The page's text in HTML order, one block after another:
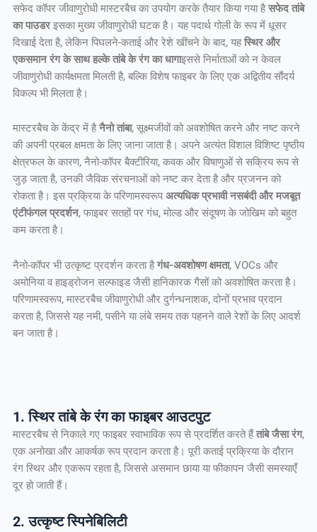
सफेद कॉपर जीवाणुरोधी मास्टरबैच का उपयोग करके तैयार किया गया हैसफेद तांबे
का पाउडरइसका मुख्य जीवाणुरोधी घटक है। यह पदार्थ गोली के रूप में धूसर
दिखाई देता है, लेकिन पिघलने-कताई और रेशे खींचने के बाद, यहस्थिर और
एकसमान रंग के साथ हल्के तांबे के रंग का धागाइससे निर्माताओं को न केवल
जीवाणुरोधी कार्यक्षमता मिलती है, बल्कि विशेष फाइबर के लिए एक अद्वितीय सौंदर्य
विकल्प भी मिलता है।
मास्टरबैच के केंद्र में हैनैनो तांबा, सूक्ष्मजीवों को अवशोषित करने और नष्ट करने
की अपनी प्रबल क्षमता के लिए जाना जाता है। अपने अत्यंत विशाल विशिष्ट पृष्ठीय
क्षेत्रफल के कारण, नैनो-कॉपर बैक्टीरिया, कवक और विषाणुओं से सक्रिय रूप से
जुड़ जाता है, उनकी जैविक संरचनाओं को नष्ट कर देता है और प्रजनन को
रोकता है। इस प्रक्रिया के परिणामस्वरूपअत्यधिक प्रभावी नसबंदी और मजबूत
एंटीफंगल प्रदर्शन, फाइबर सतहों पर गंध, मोल्ड और संदूषण के जोखिम को बहुत
कम करता है।
नैनो-कॉपर भी उत्कृष्ट प्रदर्शन करता हैगंध-अवशोषण क्षमता, VOCs और
अमोनिया व हाइड्रोजन सल्फाइड जैसी हानिकारक गैसों को अवशोषित करता है।
परिणामस्वरूप, मास्टरबैच जीवाणुरोधी और दुर्गन्धनाशक, दोनों प्रभाव प्रदान
करता है, जिससे यह नमी, पसीने या लंबे समय तक पहनने वाले रेशों के लिए आदर्श
बन जाता है।
1. स्थिर तांबे के रंग का फाइबर आउटपुट
मास्टरबैच से निकाले गए फाइबर स्वाभाविक रूप से प्रदर्शित करते हैंतांबे जैसा रंग,
एक अनोखा और आकर्षक रूप प्रदान करता है। पूरी कताई प्रक्रिया के दौरान
रंग स्थिर और एकरूप रहता है, जिससे असमान छाया या फीकापन जैसी समस्याएँ
दूर हो जाती हैं।
2. उत्कृष्ट स्पिनेबिलिटी